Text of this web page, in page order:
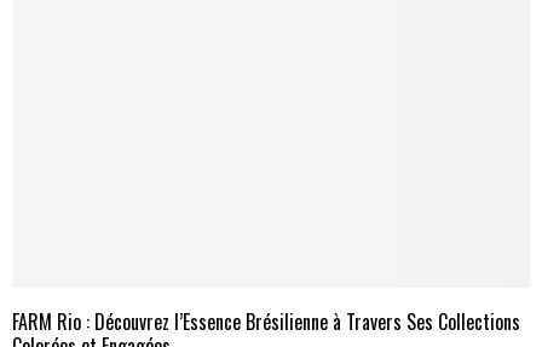
FARM Rio : Découvrez l’Essence Brésilienne à Travers Ses Collections